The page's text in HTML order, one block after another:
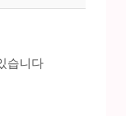
습니다